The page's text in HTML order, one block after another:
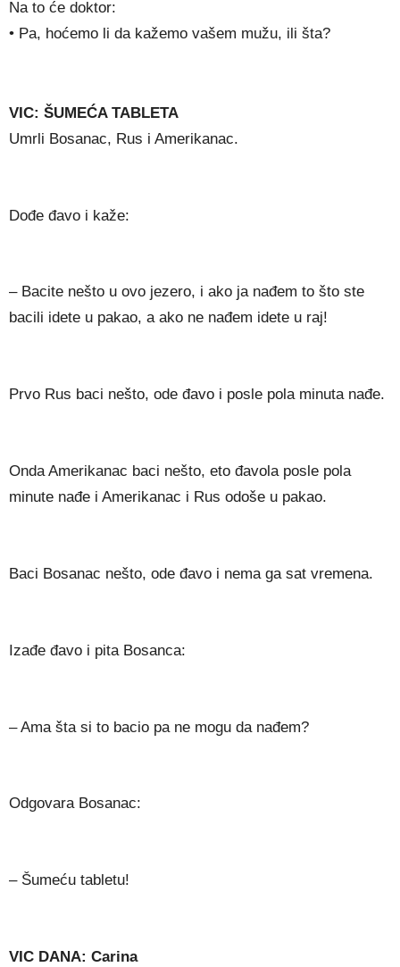
Na to će doktor:
• Pa, hoćemo li da kažemo vašem mužu, ili šta?
VIC: ŠUMEĆA TABLETA
Umrli Bosanac, Rus i Amerikanac.
Dođe đavo i kaže:
– Bacite nešto u ovo jezero, i ako ja nađem to što ste
bacili idete u pakao, a ako ne nađem idete u raj!
Prvo Rus baci nešto, ode đavo i posle pola minuta nađe.
Onda Amerikanac baci nešto, eto đavola posle pola
minute nađe i Amerikanac i Rus odoše u pakao.
Baci Bosanac nešto, ode đavo i nema ga sat vremena.
Izađe đavo i pita Bosanca:
– Ama šta si to bacio pa ne mogu da nađem?
Odgovara Bosanac:
– Šumeću tabletu!
VIC DANA: Carina